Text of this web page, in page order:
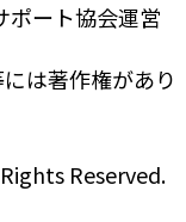
ポート協会運営
は著作権があり
Reserved.